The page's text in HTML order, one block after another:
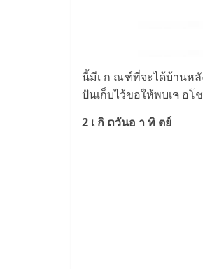
นี้มีเ ก ณฑ์ที่จะได้บ้านหลั
ปันเก็บไว้ขอให้พบเຈ อ
2 เ กิ ດวันอ า ทิ ตย์